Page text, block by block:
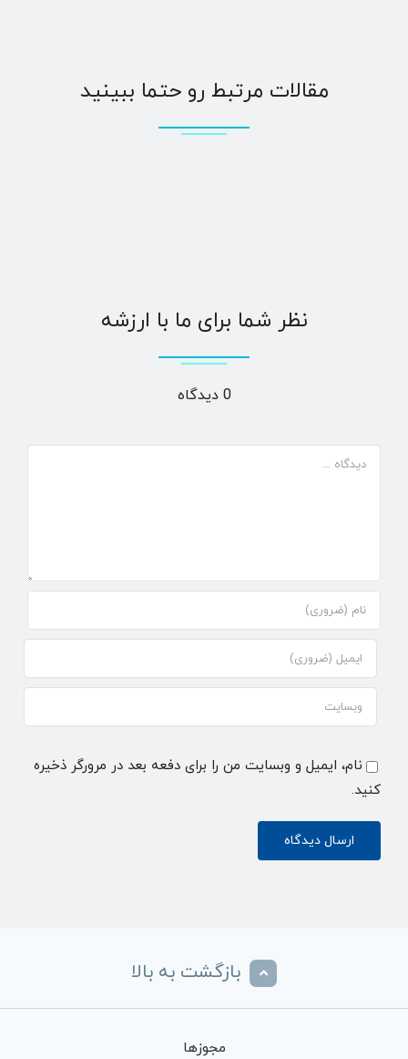
مقالات مرتبط رو حتما ببینید
نظر شما برای ما با ارزشه
0 دیدگاه
نام، ایمیل و وبسایت من را برای دفعه بعد در مرورگر ذخیره
کنید.
بازگشت به بالا
مجوزها